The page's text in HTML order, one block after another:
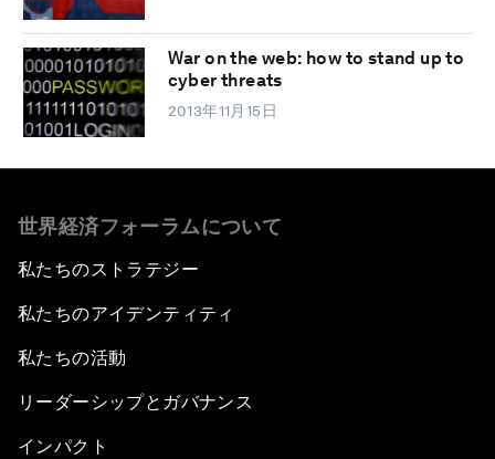
War on the web: how to stand up to
cyber threats
2013年11月15日
世界経済フォーラムについて
私たちのストラテジー
私たちのアイデンティティ
私たちの活動
リーダーシップとガバナンス
インパクト